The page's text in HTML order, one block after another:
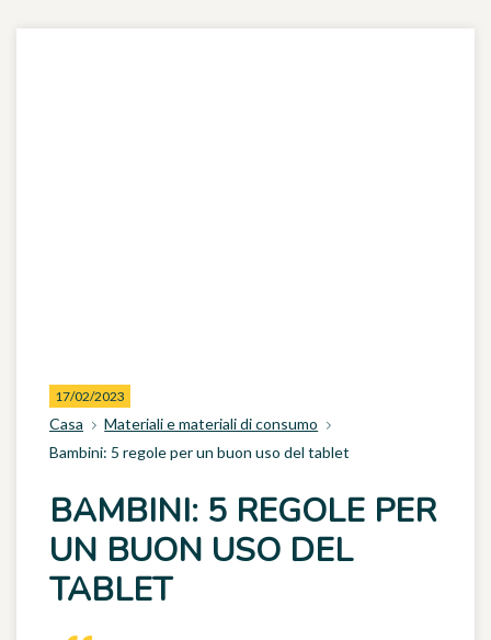
17/02/2023
Casa
Materiali e materiali di consumo
Bambini: 5 regole per un buon uso del tablet
BAMBINI: 5 REGOLE PER
UN BUON USO DEL
TABLET